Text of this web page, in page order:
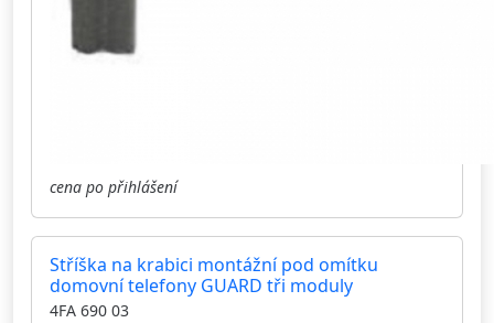
cena po přihlášení
Stříška na krabici montážní pod omítku
domovní telefony GUARD tři moduly
4FA 690 03